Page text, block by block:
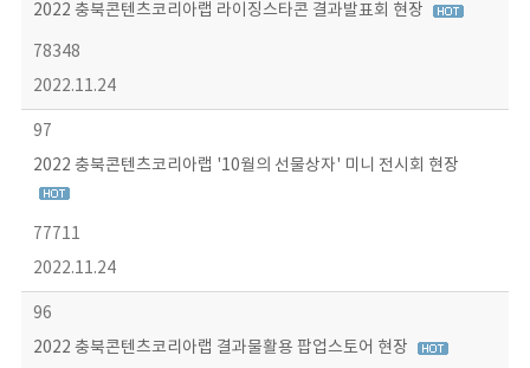
2022 충북콘텐츠코리아랩 라이징스타콘 결과발표회 현장
78348
2022.11.24
97
2022 충북콘텐츠코리아랩 '10월의 선물상자' 미니 전시회 현장
77711
2022.11.24
96
2022 충북콘텐츠코리아랩 결과물활용 팝업스토어 현장